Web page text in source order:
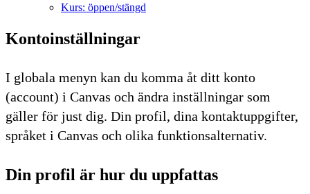
Kurs: öppen/stängd
Kontoinställningar
I globala menyn kan du komma åt ditt konto
(account) i Canvas och ändra inställningar som
gäller för just dig. Din profil, dina kontaktuppgifter,
språket i Canvas och olika funktionsalternativ.
Din profil är hur du uppfattas